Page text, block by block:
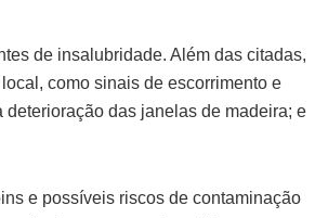
de insalubridade. Além das citadas,
como sinais de escorrimento e
das janelas de madeira; e
e possíveis riscos de contaminação